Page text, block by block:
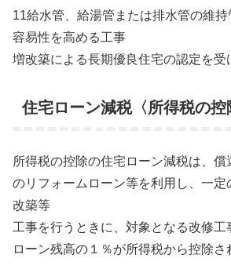
11給水管、給湯管または排水管の維
容易性を高める工事
増改築による長期優良住宅の認定を受
住宅ローン減税〈所得税の控
所得税の控除の住宅ローン減税は、償
のリフォームローン等を利用し、一定
改築等
工事を行うときに、対象となる改修工
ローン残高の１％が所得税から控除さ